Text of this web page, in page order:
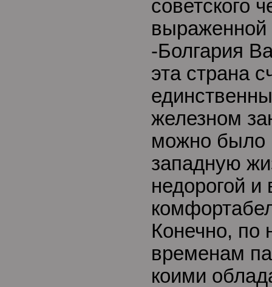
советского
выраженной
-Болгария
эта страна
железном
можно было
западную
недорогой и
Конечно,
временам
коими